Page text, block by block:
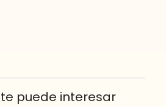
puede interesar